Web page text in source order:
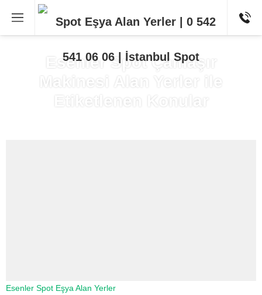
Esenler Spot Çamaşır
Makinesi Alan Yerler ile
Etiketlenen Konular
Esenler Spot Eşya Alan Yerler